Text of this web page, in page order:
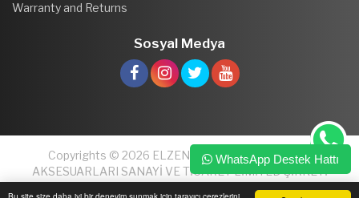
Warranty and Returns
Sosyal Medya
Copyrights © 2026 ELZEN PLASTİK VE MOBİLYA
AKSESUARLARI SANAYİ VE TİCARET LİMİTED ŞİRKETİ
WhatsApp Destek Hattı